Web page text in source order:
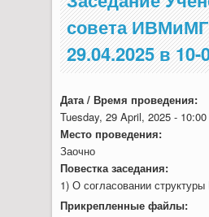
совета
29.04.2025 в 10-
Дата / Время проведения:
Tuesday, 29 April, 2025 - 10:00
Место проведения:
Заочно
Повестка заседания:
1) О согласовании структуры
Прикрепленные файлы: